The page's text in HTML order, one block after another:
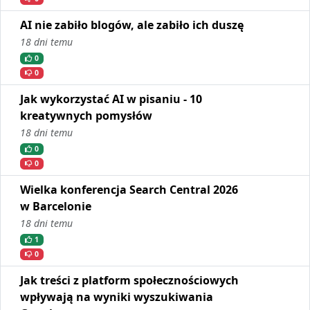
AI nie zabiło blogów, ale zabiło ich duszę
18 dni temu
0
0
Jak wykorzystać AI w pisaniu - 10
kreatywnych pomysłów
18 dni temu
0
0
Wielka konferencja Search Central 2026
w Barcelonie
18 dni temu
1
0
Jak treści z platform społecznościowych
wpływają na wyniki wyszukiwania